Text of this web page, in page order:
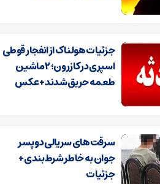
جزئیات هولناک از انفجار قوطی
اسپری در کازرون؛ ۲ ماشین
طعمه حریق شدند+ عکس
سرقت‌های سریالی دو پسر
جوان به خاطر شرط‌بندی+
جزئیات